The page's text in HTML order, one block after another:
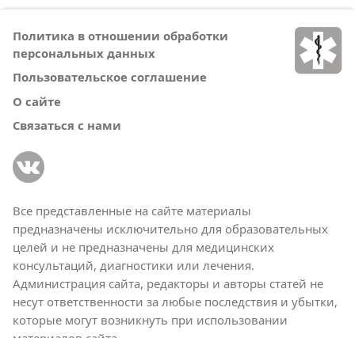
Политика в отношении обработки
персональных данных
Пользовательское соглашение
О сайте
Связаться с нами
Все представленные на сайте материалы
предназначены исключительно для образовательных
целей и не предназначены для медицинских
консультаций, диагностики или лечения.
Администрация сайта, редакторы и авторы статей не
несут ответственности за любые последствия и убытки,
которые могут возникнуть при использовании